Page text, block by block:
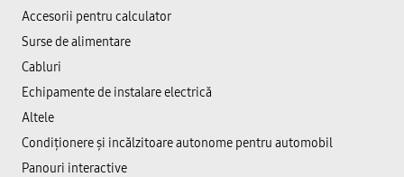
Accesorii pentru calculator
Surse de alimentare
Cabluri
Echipamente de instalare electrică
Altele
Condiționere și incălzitoare autonome pentru automobil
Panouri interactive